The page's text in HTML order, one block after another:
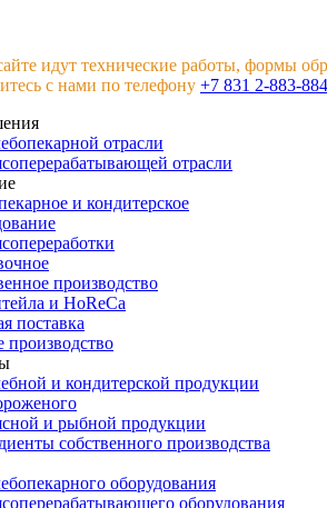
идут технические работы, формы
с нами по телефону +7 831 2-883-884
отрасли
отрасли
и кондитерское
производство
и HoReCa
поставка
производство
и кондитерской продукции
и рыбной продукции
собственного производства
оборудования
оборудования